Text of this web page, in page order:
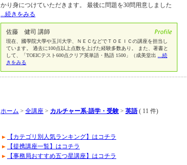
かり身につけていただきます。 最後に問題を30問用意しました
...続きをみる
佐藤 健司 講師
現在、國學院大學や玉川大学、ＮＥＣなどでＴＯＥＩＣの講座を担当し
ています。 過去に100点以上点数を上げた経験多数あり。 また、著書と
して、「TOEICテスト600点クリア英単語・熟語 1500」（成美堂出
...続
きをみる
ホーム > 全講座 > カルチャー系-語学・受験 > 英語 ( 11 件)
【カテゴリ別人気ランキング】はコチラ
【提携講座一覧】はコチラ
【事務局おすすめ五つ星講座】はコチラ